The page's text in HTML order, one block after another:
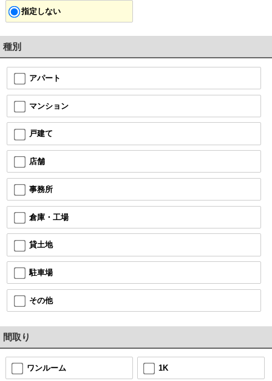
指定しない
種別
アパート
マンション
戸建て
店舗
事務所
倉庫・工場
貸土地
駐車場
その他
間取り
ワンルーム 1K